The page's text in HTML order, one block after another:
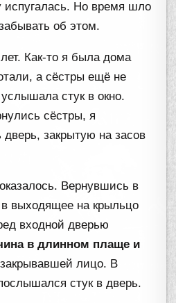
Но время шло
об этом.
Как-то я была дома
а сёстры ещё не
стук в окно.
сёстры, я
дверь, закрытую на засов
Вернувшись в
в выходящее на крыльцо
входной дверью
в длинном плаще и
лицо. В
стук в дверь.